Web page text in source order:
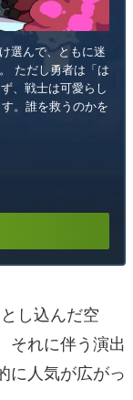
選んで、ともに迷
ただし勇者は「は
、戦士は可愛らし
。誰を救うのかを
し込んだ空
それに伴う演出
に人気が広がっ